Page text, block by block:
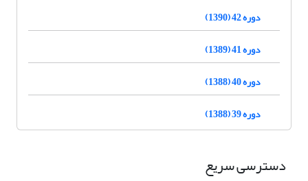
دوره 42 (1390)
دوره 41 (1389)
دوره 40 (1388)
دوره 39 (1388)
دسترسی سریع